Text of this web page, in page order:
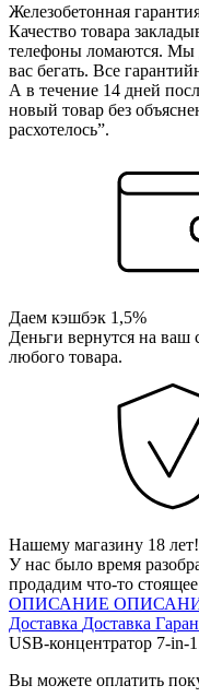
Железобетонная
Качество товара
телефоны ломаются. Мы
вас бегать. Все
А в течение 14 дней
новый товар без
расхотелось”.
Даем кэшбэк 1,5%
Деньги вернутся на ваш
любого товара.
Нашему магазину 18 лет!
У нас было время
продадим что-то
ОПИСАНИЕ
Доставка Доставка
USB-концентратор 7-in-
Вы можете оплатить